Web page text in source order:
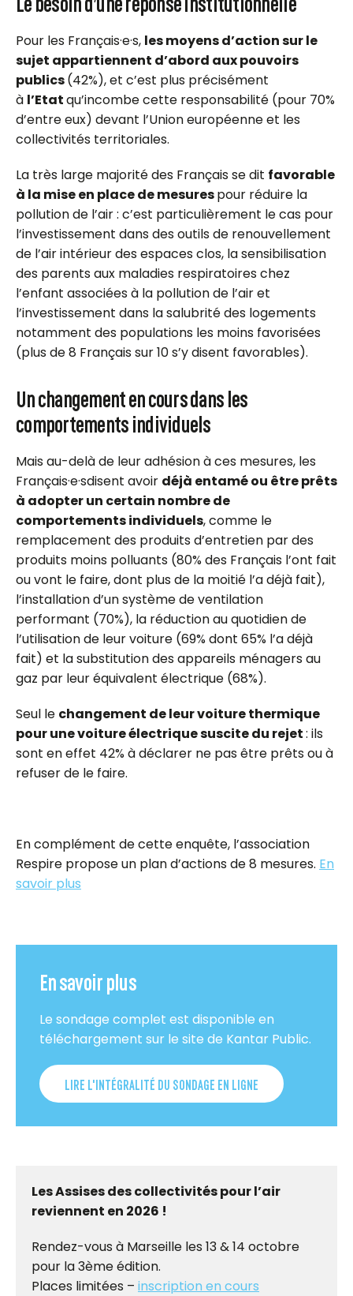
Pour les Français·e·s, les moyens d’action sur le
sujet appartiennent d’abord aux pouvoirs
publics(42%), et c’est plus précisément
à l’Etatqu’incombe cette responsabilité (pour 70%
d’entre eux) devant l’Union européenne et les
collectivités territoriales.
La très large majorité des Français se dit favorable
à la mise en place de mesurespour réduire la
pollution de l’air : c’est particulièrement le cas pour
l’investissement dans des outils de renouvellement
de l’air intérieur des espaces clos, la sensibilisation
des parents aux maladies respiratoires chez
l’enfant associées à la pollution de l’air et
l’investissement dans la salubrité des logements
notamment des populations les moins favorisées
(plus de 8 Français sur 10 s’y disent favorables).
Un changement en cours dans les
comportements individuels
Mais au-delà de leur adhésion à ces mesures, les
Français·e·sdisent avoir déjà entamé ou être prêts
à adopter un certain nombre de
comportements individuels, comme le
remplacement des produits d’entretien par des
produits moins polluants (80% des Français l’ont fait
ou vont le faire, dont plus de la moitié l’a déjà fait),
l’installation d’un système de ventilation
performant (70%), la réduction au quotidien de
l’utilisation de leur voiture (69% dont 65% l’a déjà
fait) et la substitution des appareils ménagers au
gaz par leur équivalent électrique (68%).
Seul le changement de leur voiture thermique
pour une voiture électrique suscite du rejet: ils
sont en effet 42% à déclarer ne pas être prêts ou à
refuser de le faire.
En complément de cette enquête, l’association
Respire propose un plan d’actions de 8 mesures. En
savoir plus
En savoir plus
Le sondage complet est disponible en
téléchargement sur le site de Kantar Public.
LIRE L'INTÉGRALITÉ DU SONDAGE EN LIGNE
Les Assises des collectivités pour l’air
reviennent en 2026 !
Rendez-vous à Marseille les 13 & 14 octobre
pour la 3ème édition.
Places limitées – inscription en cours